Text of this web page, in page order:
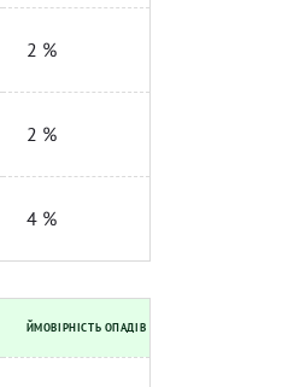
2 %
2 %
4 %
ЙМОВІРНІСТЬ ОПАДІВ